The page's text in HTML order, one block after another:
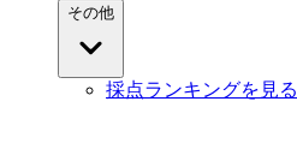
その他
採点ランキングを見る